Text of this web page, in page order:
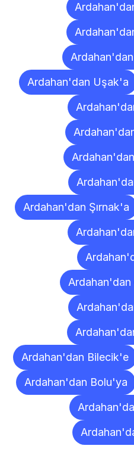
Ardahan'dan Uşak'a
Ardahan'dan Şırnak'a
Ardahan'dan Bilecik'e
Ardahan'dan Bolu'ya